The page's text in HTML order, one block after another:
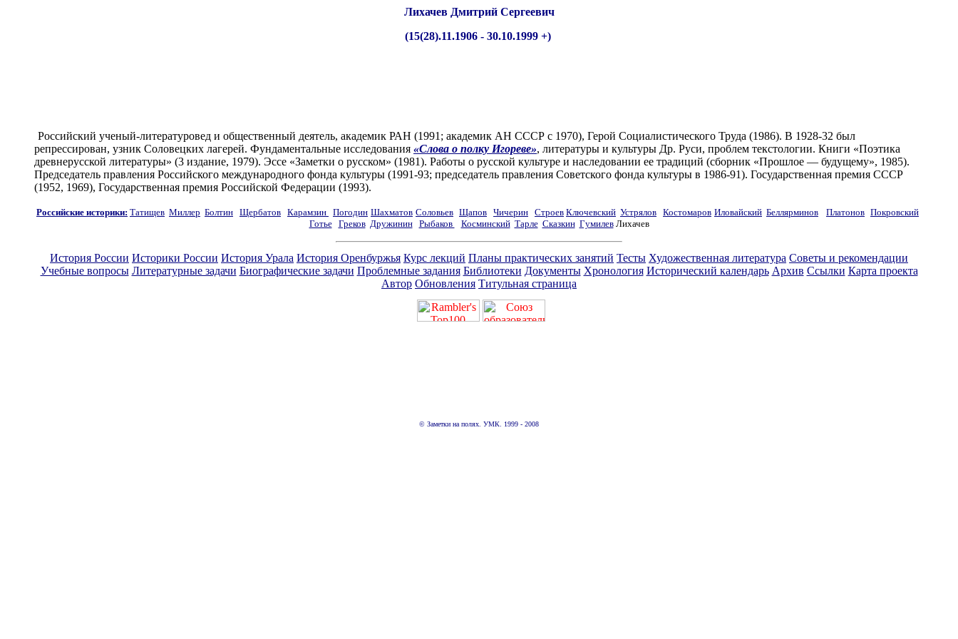
Лихачев Дмитрий Сергеевич
(15(28).11.1906 - 30.10.1999 +)
Российский ученый-литературовед и общественный деятель, академик РАН (1991; академик АН СССР с 1970), Герой Социалистического Труда (1986). В 1928-32 был
репрессирован, узник Соловецких лагерей. Фундаментальные исследования «Слова о полку Игореве», литературы и культуры Др. Руси, проблем текстологии. Книги «Поэтика
древнерусской литературы» (3 издание, 1979). Эссе «Заметки о русском» (1981). Работы о русской культуре и наследовании ее традиций (сборник «Прошлое — будущему», 1985).
Председатель правления Российского международного фонда культуры (1991-93; председатель правления Советского фонда культуры в 1986-91). Государственная премия СССР
(1952, 1969), Государственная премия Российской Федерации (1993).
Российские историки: Татищев Миллер Болтин Щербатов Карамзин Погодин Шахматов Соловьев Щапов Чичерин Строев Ключевский Устрялов Костомаров Иловайский Беллярминов Платонов Покровский
Готье
Греков Дружинин Рыбаков Косминский Тарле Сказкин ГумилевЛихачев
История России Историки России История Урала История Оренбуржья Курс лекций Планы практических занятий Тесты Художественная литература Советы и рекомендации
Учебные вопросы Литературные задачи Биографические задачи Проблемные задания Библиотеки Документы Хронология Исторический календарь Архив Ссылки Карта проекта
Автор Обновления Титульная страница
© Заметки на полях. УМК. 1999 - 2008